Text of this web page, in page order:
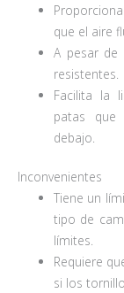
que el aire
A pesar de
resistentes.
Facilita la
patas que
debajo.
Inconvenientes
Tiene un
tipo de
límites.
Requiere
si los